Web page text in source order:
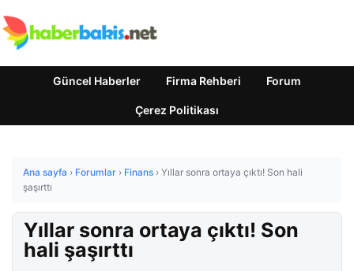
Güncel Haberler Firma Rehberi Forum
Çerez Politikası
Ana sayfa › Forumlar › Finans › Yıllar sonra ortaya çıktı! Son hali
şaşırttı
Yıllar sonra ortaya çıktı! Son
hali şaşırttı